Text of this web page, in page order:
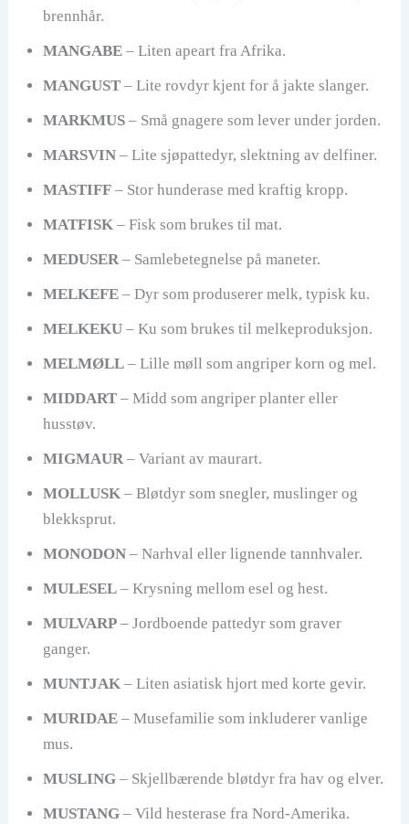
brennhår.
MANGABE– Liten apeart fra Afrika.
MANGUST– Lite rovdyr kjent for å jakte slanger.
MARKMUS– Små gnagere som lever under jorden.
MARSVIN– Lite sjøpattedyr, slektning av delfiner.
MASTIFF– Stor hunderase med kraftig kropp.
MATFISK– Fisk som brukes til mat.
MEDUSER– Samlebetegnelse på maneter.
MELKEFE– Dyr som produserer melk, typisk ku.
MELKEKU– Ku som brukes til melkeproduksjon.
MELMØLL– Lille møll som angriper korn og mel.
MIDDART– Midd som angriper planter eller
husstøv.
MIGMAUR– Variant av maurart.
MOLLUSK– Bløtdyr som snegler, muslinger og
blekksprut.
MONODON– Narhval eller lignende tannhvaler.
MULESEL– Krysning mellom esel og hest.
MULVARP– Jordboende pattedyr som graver
ganger.
MUNTJAK– Liten asiatisk hjort med korte gevir.
MURIDAE– Musefamilie som inkluderer vanlige
mus.
MUSLING– Skjellbærende bløtdyr fra hav og elver.
MUSTANG– Vild hesterase fra Nord-Amerika.